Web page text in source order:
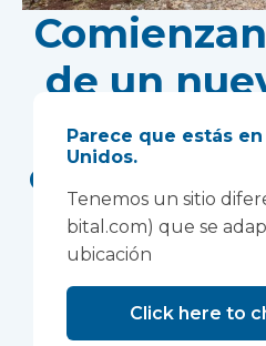
de un
de
el
Wonford
Devon
Parece que estás
Unidos.
Tenemos un sitio
bital.com) que se
ubicación
Click here to